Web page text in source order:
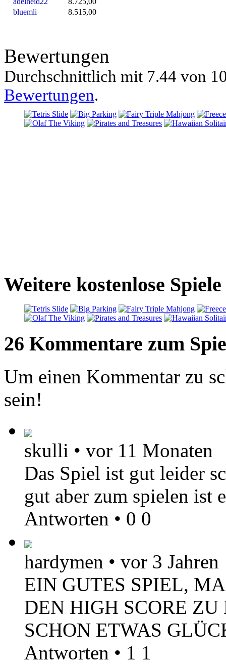
bluemli
8.515,00
Bewertungen
Durchschnittlich mit 7.44 von
Bewertungen.
Weitere kostenlose
26 Kommentare zum
Um einen Kommentar zu
sein!
skulli • vor 11 Monaten
Das Spiel ist gut leider
gut aber zum spielen ist
Antworten • 0 0
hardymen • vor 3 Jahren
EIN GUTES SPIEL,
DEN HIGH SCORE
SCHON ETWAS
Antworten • 1 1